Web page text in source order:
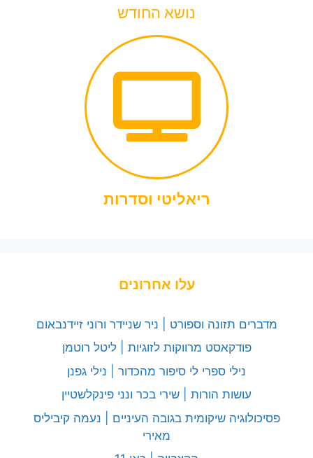
נושא החודש
ריאליטי וסדרות
עלו אחרונים
מדברים תזונה וספורט | ניר שניידר ורוני זיידנבאום
פודקאסט מרווקות לזוגיות | ליטל רוטמן
נילי ספרי לי סיפור מהכדור | נילי גפנן
עושות הורות | שירי בכר ונני פינקלשטיין
פסיכולוגיה שיקומית בגובה העיניים | נעמה קיביליס
מאירי